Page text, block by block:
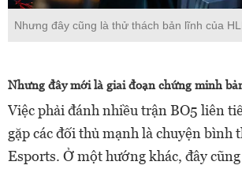
Nhưng đây cũng là thử thách bản lĩnh của
Nhưng đây mới là giai đoạn chứng minh
Việc phải đánh nhiều trận BO5 liên
gặp các đối thủ mạnh là chuyện bình
Esports. Ở một hướng khác, đây